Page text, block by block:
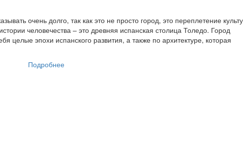
очень долго, так как это не просто город, это переплетение
человечества – это древняя испанская столица Толедо. Город
эпохи испанского развития, а также по архитектуре, которая
Подробнее